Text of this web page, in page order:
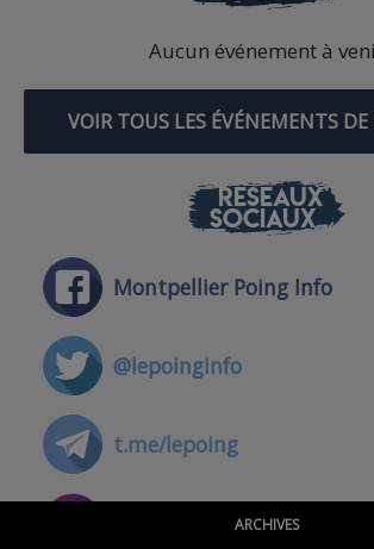
Aucun événement à
VOIR TOUS LES ÉVÉNEMENTS
RÉSEAUX
SOCIAUX
Montpellier Poing Info
@lepoinginfo
t.me/lepoing
@montpellierpoinginfo
ARCHIVES